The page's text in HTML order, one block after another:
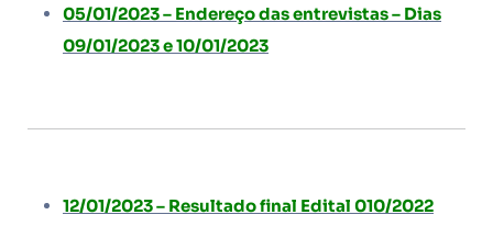
05/01/2023 – Endereço das entrevistas – Dias
09/01/2023 e 10/01/2023
12/01/2023 – Resultado final Edital 010/2022